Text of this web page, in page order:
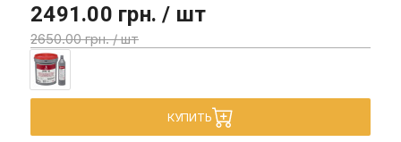
2491.00 грн. / шт
2650.00 грн. / шт
КУПИТЬ